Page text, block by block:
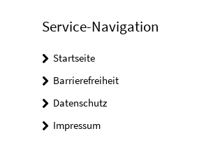
Service-Navigation
Startseite
Barrierefreiheit
Datenschutz
Impressum